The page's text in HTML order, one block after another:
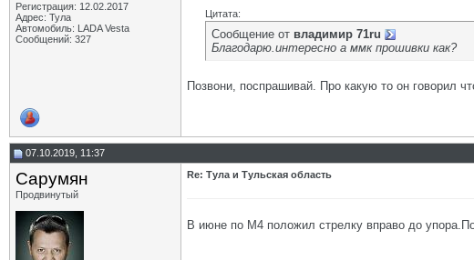
Регистрация: 12.02.2017
Адрес: Тула
Автомобиль: LADA Vesta
Сообщений: 327
Цитата:
Сообщение от владимир 71ru
Благодарю.интересно а ммк прошивки как?
Позвони, поспрашивай. Про какую то он говорил
07.10.2019, 11:37
Сарумян
Продвинутый
Re: Тула и Тульская область
В июне по М4 положил стрелку вправо до